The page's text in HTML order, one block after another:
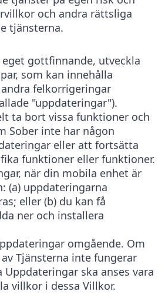
och andra rättsliga
tjänsterna.
gottfinnande, utveckla
som kan innehålla
felkorrigeringar
"uppdateringar").
ta bort vissa funktioner och
Sober inte har någon
eller att fortsätta
funktioner eller funktioner.
när din mobila enhet är
(a) uppdateringarna
eller (b) du kan få
ner och installera
omgående. Om
Tjänsterna inte fungerar
ska anses vara
villkor i dessa Villkor.